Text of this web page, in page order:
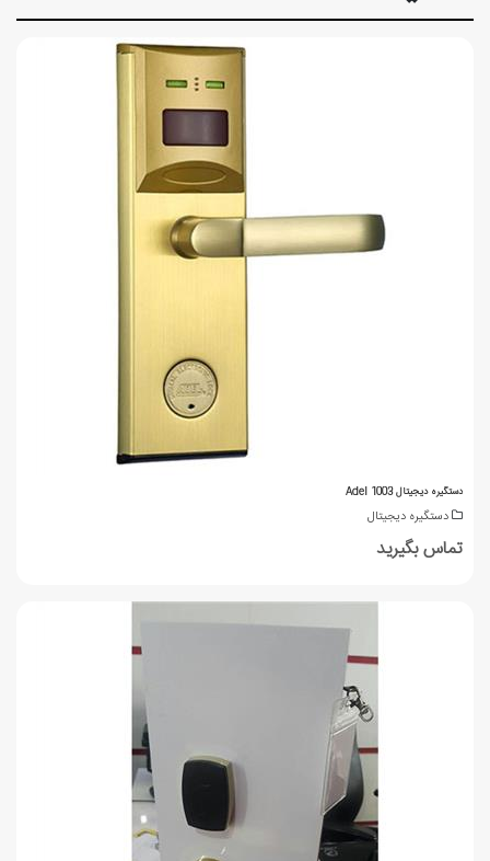
دستگیره دیجیتال Adel 1003
دستگیره دیجیتال
تماس بگیرید